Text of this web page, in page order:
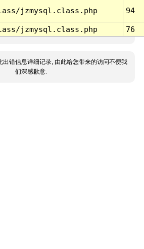
jzmysql.class.php 94
jzmysql.class.php 76
出错信息详细记录, 由此给您带来的访问不便我
们深感歉意.